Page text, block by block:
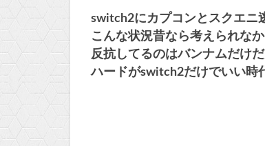
switch2にカプコンとスクエニ
こんな状況昔なら考えられな
反抗してるのはバンナムだけ
ハードがswitch2だけでいい時